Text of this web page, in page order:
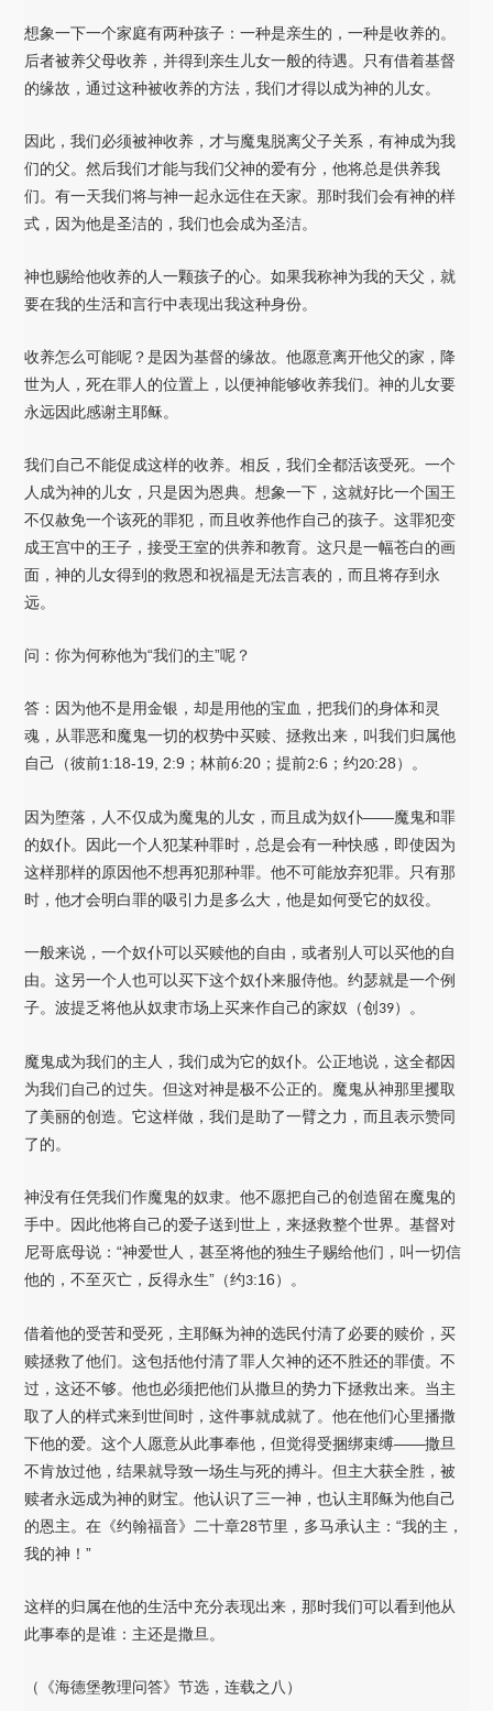
想象一下一个家庭有两种孩子：一种是亲生的，一种是收养的。
后者被养父母收养，并得到亲生儿女一般的待遇。只有借着基督
的缘故，通过这种被收养的方法，我们才得以成为神的儿女。
因此，我们必须被神收养，才与魔鬼脱离父子关系，有神成为我
们的父。然后我们才能与我们父神的爱有分，他将总是供养我
们。有一天我们将与神一起永远住在天家。那时我们会有神的样
式，因为他是圣洁的，我们也会成为圣洁。
神也赐给他收养的人一颗孩子的心。如果我称神为我的天父，就
要在我的生活和言行中表现出我这种身份。
收养怎么可能呢？是因为基督的缘故。他愿意离开他父的家，降
世为人，死在罪人的位置上，以便神能够收养我们。神的儿女要
永远因此感谢主耶稣。
我们自己不能促成这样的收养。相反，我们全都活该受死。一个
人成为神的儿女，只是因为恩典。想象一下，这就好比一个国王
不仅赦免一个该死的罪犯，而且收养他作自己的孩子。这罪犯变
成王宫中的王子，接受王室的供养和教育。这只是一幅苍白的画
面，神的儿女得到的救恩和祝福是无法言表的，而且将存到永
远。
问：你为何称他为“我们的主”呢？
答：因为他不是用金银，却是用他的宝血，把我们的身体和灵
魂，从罪恶和魔鬼一切的权势中买赎、拯救出来，叫我们归属他
自己（彼前1:18-19, 2:9；林前6:20；提前2:6；约20:28） 。
因为堕落，人不仅成为魔鬼的儿女，而且成为奴仆——魔鬼和罪
的奴仆。因此一个人犯某种罪时，总是会有一种快感，即使因为
这样那样的原因他不想再犯那种罪。他不可能放弃犯罪。只有那
时，他才会明白罪的吸引力是多么大，他是如何受它的奴役。
一般来说，一个奴仆可以买赎他的自由，或者别人可以买他的自
由。这另一个人也可以买下这个奴仆来服侍他。约瑟就是一个例
子。波提乏将他从奴隶市场上买来作自己的家奴（创 39） 。
魔鬼成为我们的主人，我们成为它的奴仆。公正地说，这全都因
为我们自己的过失。但这对神是极不公正的。魔鬼从神那里攫取
了美丽的创造。它这样做，我们是助了一臂之力，而且表示赞同
了的。
神没有任凭我们作魔鬼的奴隶。他不愿把自己的创造留在魔鬼的
手中。因此他将自己的爱子送到世上，来拯救整个世界。基督对
尼哥底母说：“神爱世人，甚至将他的独生子赐给他们，叫一切信
他的，不至灭亡，反得永生”（约3:16） 。
借着他的受苦和受死，主耶稣为神的选民付清了必要的赎价，买
赎拯救了他们。这包括他付清了罪人欠神的还不胜还的罪债。不
过，这还不够。他也必须把他们从撒旦的势力下拯救出来。当主
取了人的样式来到世间时，这件事就成就了。他在他们心里播撒
下他的爱。这个人愿意从此事奉他，但觉得受捆绑束缚——撒旦
不肯放过他，结果就导致一场生与死的搏斗。但主大获全胜，被
赎者永远成为神的财宝。他认识了三一神，也认主耶稣为他自己
的恩主。在《约翰福音》二十章28节里，多马承认主：“我的主，
我的神！”
这样的归属在他的生活中充分表现出来，那时我们可以看到他从
此事奉的是谁：主还是撒旦。
（《海德堡教理问答》节选，连载之八）